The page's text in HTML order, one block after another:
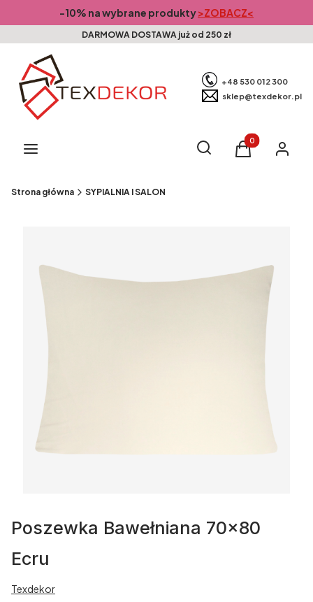
-10% na wybrane produkty>ZOBACZ<
DARMOWA DOSTAWA już od 250 zł
+48 530 012 300
sklep@texdekor.pl
Menu Otwórz wyszukiwarkę
Szukaj Produkty w
Koszyk Zaloguj
Strona główna SYPIALNIA I SALON
Poszewka Bawełniana 70x80
Ecru
Texdekor